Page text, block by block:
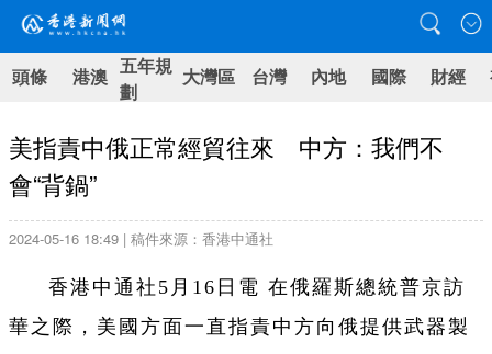
頭條 港澳 五年規
劃
大灣區 台灣 內地 國際 財經
美指責中俄正常經貿往來 中方：我們不
會“背鍋”
2024-05-16 18:49 | 稿件來源：香港中通社
香港中通社5月16日電 在俄羅斯總統普京訪
華之際，美國方面一直指責中方向俄提供武器製